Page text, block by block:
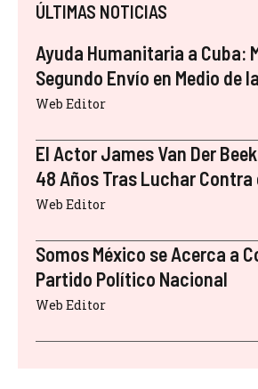
ÚLTIMAS NOTICIAS
Ayuda Humanitaria a Cuba:
Segundo Envío en Medio de
Web Editor
El Actor James Van Der
48 Años Tras Luchar Contra
Web Editor
Somos México se Acerca a
Partido Político Nacional
Web Editor